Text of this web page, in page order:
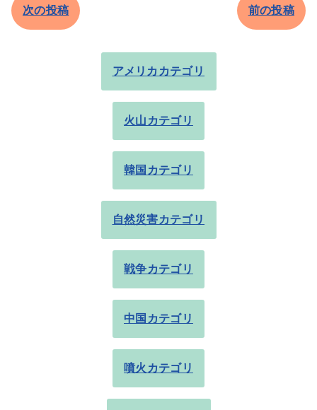
次の投稿 前の投稿
アメリカカテゴリ
火山カテゴリ
韓国カテゴリ
自然災害カテゴリ
戦争カテゴリ
中国カテゴリ
噴火カテゴリ